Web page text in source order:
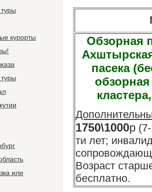
курорты
или
Обзорная
пасека
1750\1000р
ти лет;
Возраст
бесплатно.